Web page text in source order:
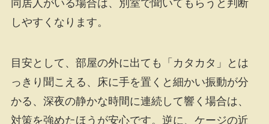
同居人がいる場合は、別室で聞いてもらうと判断
しやすくなります。
目安として、部屋の外に出ても「カタカタ」とは
っきり聞こえる、床に手を置くと細かい振動が分
かる、深夜の静かな時間に連続して響く場合は、
対策を強めたほうが安心です。逆に、ケージの近